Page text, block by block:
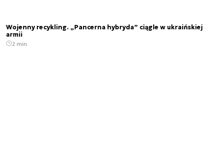
Wojenny recykling. „Pancerna hybryda” ciągle w ukraińskiej
armii
2 min.